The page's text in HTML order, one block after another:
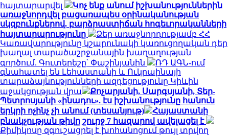
հայտարարվել
Կոչ ենք անում իշխանություններին
առաջնորդվել բացառապես օրինականության
սկզբունքներով. բարձրաստիճան հոգեւորականների
հայտարարությունը
Ձեր առաջնորդությամբ ՀՀ
Կառավարությունը կշարունակի կառուցողական դեր
խաղալ տարածաշրջանային խաղաղության
գործում. Գուտերեշը՝ Փաշինյանին
ՌԴ ԱԳՆ-ում
գնահատել են Լեհաստանի և Ուկրաինայի
տարաձայնությունների ազդեցությունը Կիևին
աջակցության վրա
Քոչարյանի, Սարգսյանի, Տեր-
Պետրոսյանի «ինադու». էս իշխանությունը հանուն
երկրի ոչինչ չի անում (տեսանյութ)
Հայաստանի
բնակչության թիվը շուրջ 7 հազարով ավելացել է
Քիմիկոսը զգուշացրել է խոհանոցում թույլ տրվող